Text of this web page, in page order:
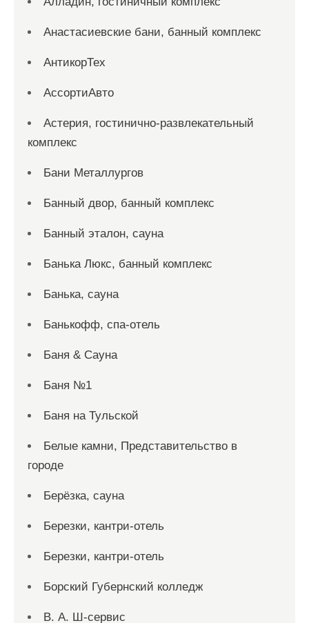
Анастасиевские бани, банный комплекс
АнтикорТех
АссортиАвто
Астерия, гостинично-развлекательный
комплекс
Бани Металлургов
Банный двор, банный комплекс
Банный эталон, сауна
Банька Люкс, банный комплекс
Банька, сауна
Банькофф, спа-отель
Баня & Сауна
Баня №1
Баня на Тульской
Белые камни, Представительство в
городе
Берёзка, сауна
Березки, кантри-отель
Березки, кантри-отель
Борский Губернский колледж
В. А. Ш-сервис